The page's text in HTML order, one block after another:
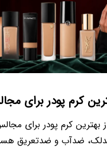
کرم پودر برای
کرم پودر برای
ضدآب و ضدتعریق